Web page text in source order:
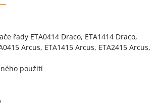
řady ETA0414 Draco, ETA1414 Draco,
Arcus, ETA1415 Arcus, ETA2415 Arcus,
použití